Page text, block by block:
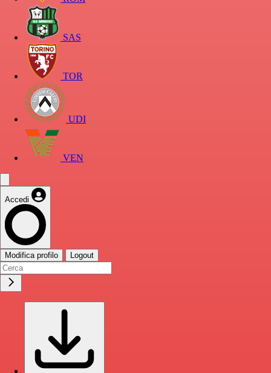
SAS
TOR
UDI
VEN
Accedi
Modifica profilo Logout